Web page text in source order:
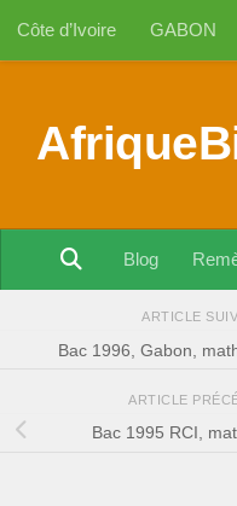
Au dessous du contenu
Côte d’Ivoire GABON
Blog
ARTICLE
Bac 1996, Gabon,
ARTICLE
Bac 1995 RCI,